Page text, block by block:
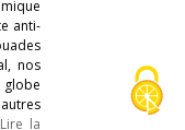
anti-
nos
globe
Lire la